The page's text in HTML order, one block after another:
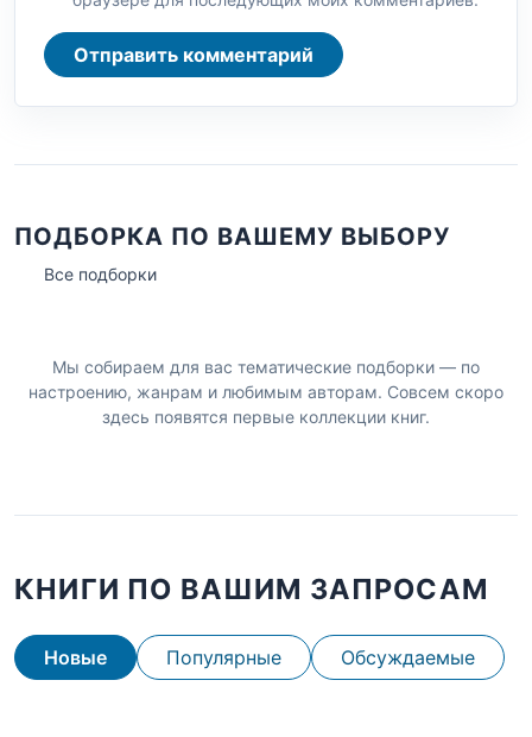
Отправить комментарий
ПОДБОРКА ПО ВАШЕМУ ВЫБОРУ
Все подборки
Мы собираем для вас тематические подборки — по
настроению, жанрам и любимым авторам. Совсем скоро
здесь появятся первые коллекции книг.
КНИГИ ПО ВАШИМ ЗАПРОСАМ
Новые Популярные Обсуждаемые